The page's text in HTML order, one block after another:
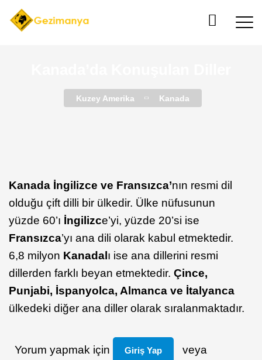
Kuzey Amerika Kanada
Kanada İngilizce ve Fransızca’nın resmi dil
olduğu çift dilli bir ülkedir. Ülke nüfusunun
yüzde 60’ı İngilizce’yi, yüzde 20’si ise
Fransızca’yı ana dili olarak kabul etmektedir.
6,8 milyon Kanadal ı ise ana dillerini resmi
dillerden farklı beyan etmektedir. Çince,
Punjabi, İspanyolca, Almanca ve İtalyanca
ülkedeki diğer ana diller olarak sıralanmaktadır.
Yorum yapmak için Giriş Yap veya